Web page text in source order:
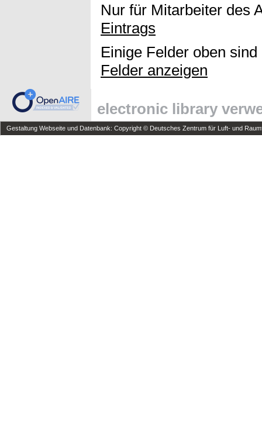
Nur für Mitarbeiter des
Eintrags
Einige Felder oben
Felder anzeigen
electronic library
Gestaltung Webseite und Datenbank: Copyright © Deutsches Zentrum für Luft- und